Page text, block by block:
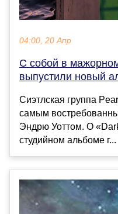
04:00, 20 Апр
С собой в
выпустили новый
Сиэтлская группа
самым
Эндрю Уоттом. О
студийном альбоме г...